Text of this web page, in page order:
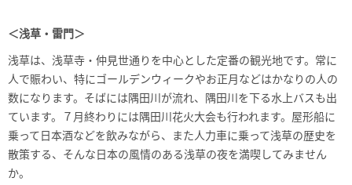
＜浅草・雷門＞
浅草は、浅草寺・仲見世通りを中心とした定番の観光地です。常に
人で賑わい、特にゴールデンウィークやお正月などはかなりの人の
数になります。そばには隅田川が流れ、隅田川を下る水上バスも出
ています。７月終わりには隅田川花火大会も行われます。屋形船に
乗って日本酒などを飲みながら、また人力車に乗って浅草の歴史を
散策する、そんな日本の風情のある浅草の夜を満喫してみません
か。